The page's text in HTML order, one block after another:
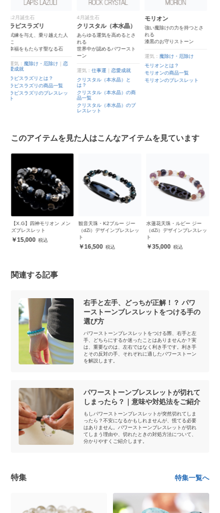
4月誕生石
クリスタル（本水晶）
あらゆる運気を高めるとさ
れる
世界中が認めるパワースト
運気：
クリスタル（本水晶）と
は？
クリスタル（本水晶）の商
品一覧
モリオン
強い魔除けの力を持つとさ
れる
漆黒のお守りストーン
運気：
モリオンの商品一覧
モリオンのブレスレット
ヘマタイト
戦場でも身につけられてい
た
生命のお守り
運気：魔除け・厄除け
ヘマタイトとは？
ヘマタイトの商品一覧
このアイテムを見た人はこんなアイテムを見ています
観音天珠・K2ブルー ジー
（dZi）デザインブレスレッ
ト
水蓮花天珠・ルビー ジー
（dZi）デザインブレスレッ
ト
35,000
アメトリン・シトリン デザ
インブレスレット
関連する記事
右手と左手、どっちが正解！？ パワ
ーストーンブレスレットをつける手の
選び方
パワーストーンブレスレットをつける際、右手と左
手、どちらにするか迷ったことはありませんか？実
は、重要なのは、左右ではなく利き手です。利き手
とその反対の手、それぞれに適したパワーストーン
を解説します。
パワーストーンブレスレットが切れて
しまったら？｜意味や対処法をご紹介
もしパワーストーンブレスレットが突然切れてしま
ったら？不安になるかもしれませんが、慌てる必要
はありません。パワーストーンブレスレットが切れ
てしまう理由や、切れたときの対処方法について、
分かりやすくご紹介します。
特集 特集一覧へ